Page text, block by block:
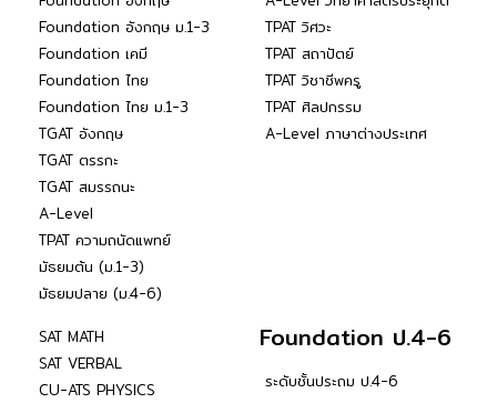
Foundation อังกฤษ ม.1-3
Foundation เคมี
Foundation ไทย
Foundation ไทย ม.1-3
TGAT อังกฤษ
TGAT ตรรกะ
TGAT สมรรถนะ
A-Level
TPAT ความถนัดแพทย์
มัธยมต้น (ม.1-3)
มัธยมปลาย (ม.4-6)
TPAT วิศวะ
TPAT สถาปัตย์
TPAT วิชาชีพครู
TPAT ศิลปกรรม
A-Level ภาษาต่างประเทศ
SAT MATH
SAT VERBAL
CU-ATS PHYSICS
Foundation ป.4-6
ระดับชั้นประถม ป.4-6